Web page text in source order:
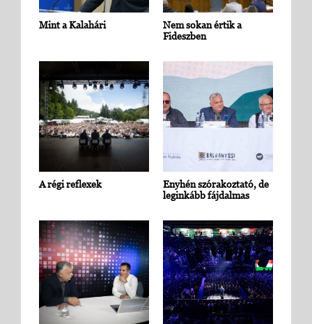
Mint a Kalahári
Nem sokan értik a
Fideszben
A régi reflexek
Enyhén szórakoztató, de
leginkább fájdalmas